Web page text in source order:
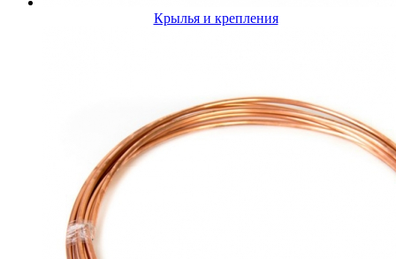
Крылья и крепления